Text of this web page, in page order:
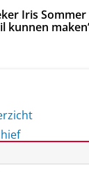
Iris
kunnen maken’